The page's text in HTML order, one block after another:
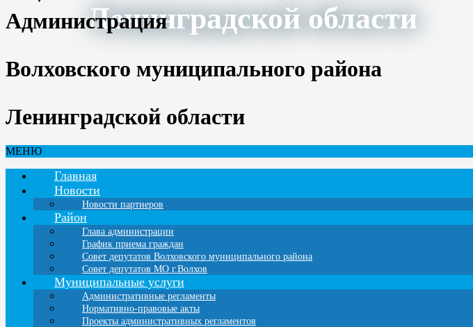
Ленинградской области
Администрация
Волховского муниципального района
Ленинградской области
МЕНЮ
Главная
Новости
Новости партнеров
Район
Глава администрации
График приема граждан
Совет депутатов Волховского муниципального района
Совет депутатов МО г.Волхов
Муниципальные услуги
Административные регламенты
Нормативно-правовые акты
Проекты административных регламентов